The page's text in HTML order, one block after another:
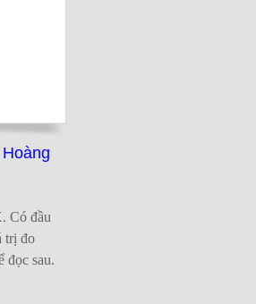
Có đầu
trị đo
đọc sau.